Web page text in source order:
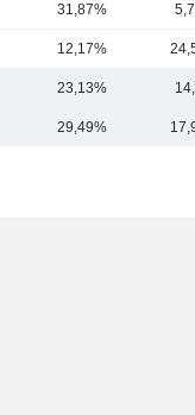
31,87%
12,17%
23,13%
29,49%